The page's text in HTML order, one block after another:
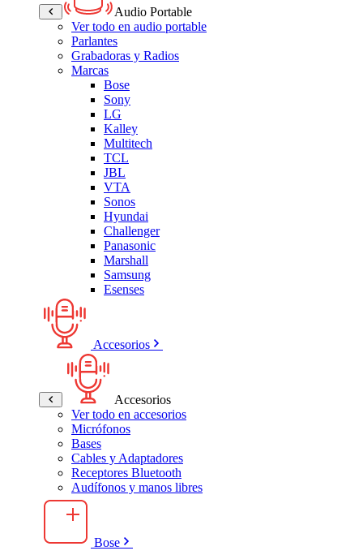
Audio Portable
Ver todo en audio portable
Parlantes
Grabadoras y Radios
Marcas
Bose
Sony
LG
Kalley
Multitech
TCL
JBL
VTA
Sonos
Hyundai
Challenger
Panasonic
Marshall
Samsung
Esenses
Accesorios
Accesorios
Ver todo en accesorios
Micrófonos
Bases
Cables y Adaptadores
Receptores Bluetooth
Audífonos y manos libres
Bose